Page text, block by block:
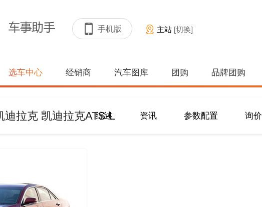
手机版 主站 [切换]
选车中心 经销商 汽车图库 团购 品牌团购
迪拉克 凯迪拉克ATS-L
综述 资讯 参数配置 询价